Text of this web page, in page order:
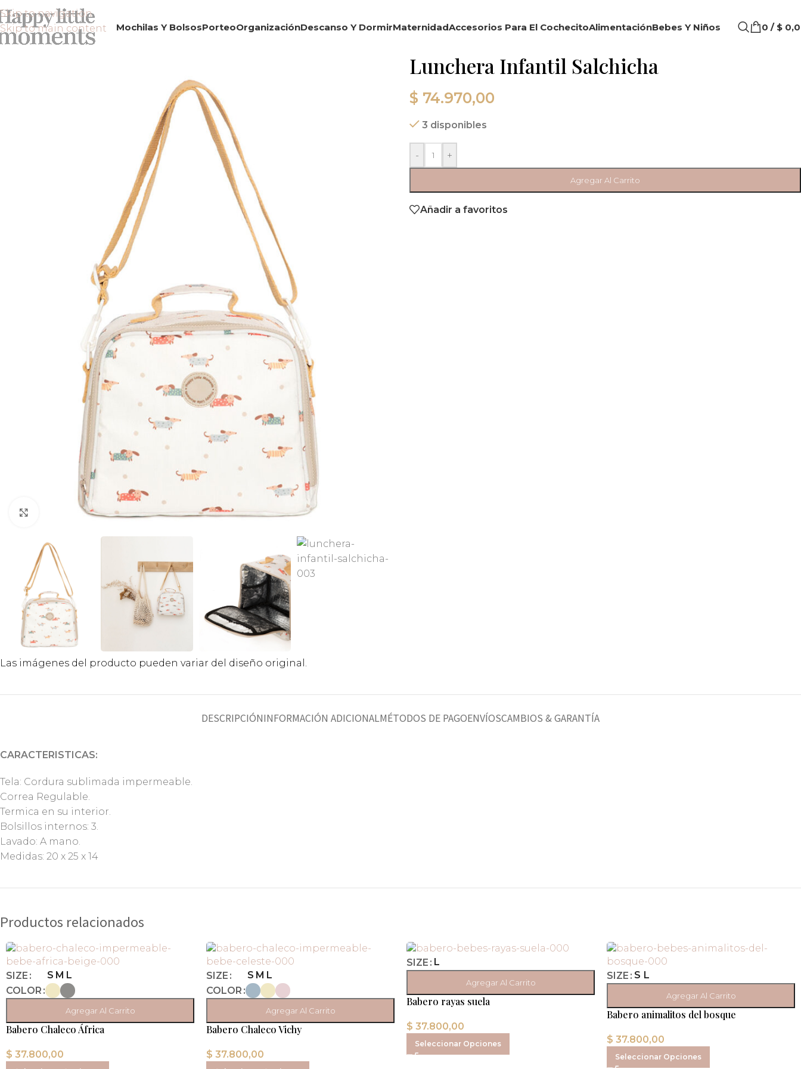
Skip to navigation
Skip to main content
Mochilas Y BolsosPorteoOrganizaciónDescanso Y DormirMaternidadAccesorios Para El CochecitoAlimentaciónBebes Y Niños 0 / $
Click to enlarge
Las imágenes del producto pueden variar del diseño original.
Lunchera Infantil Salchicha
$ 74.970,00
3 disponibles
- +
Agregar Al Carrito
Añadir a favoritos
DESCRIPCIÓNINFORMACIÓN ADICIONALMÉTODOS DE PAGOENVÍOSCAMBIOS & GARANTÍA
CARACTERISTICAS:
Tela: Cordura sublimada impermeable.
Correa Regulable.
Termica en su interior.
Bolsillos internos: 3.
Lavado: A mano.
Medidas: 20 x 25 x 14
Productos relacionados
SIZE S M L
COLOR
Agregar Al Carrito
Babero Chaleco África
$ 37.800,00
SIZE S M L
COLOR
Agregar Al Carrito
Babero Chaleco Vichy
$ 37.800,00
SIZE L
Agregar Al Carrito
Babero rayas suela
$ 37.800,00
Seleccionar Opciones
SIZE S L
Agregar Al Carrito
Babero animalitos del bosque
$ 37.800,00
Seleccionar Opciones